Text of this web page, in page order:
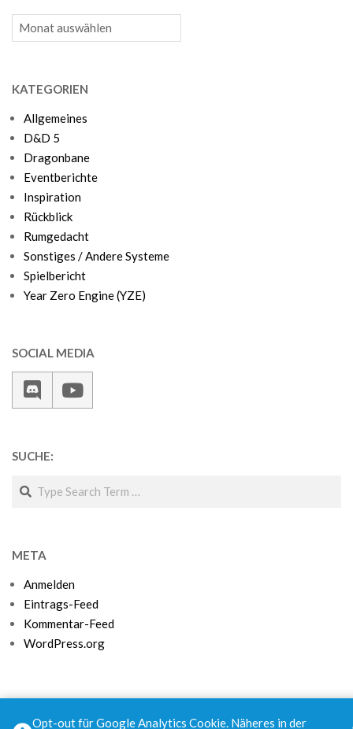
Archiv
KATEGORIEN
Allgemeines
D&D 5
Dragonbane
Eventberichte
Inspiration
Rückblick
Rumgedacht
Sonstiges / Andere Systeme
Spielbericht
Year Zero Engine (YZE)
SOCIAL MEDIA
SUCHE:
META
Anmelden
Eintrags-Feed
Kommentar-Feed
WordPress.org
Opt-out für Google Analytics Cookie. Näheres in der